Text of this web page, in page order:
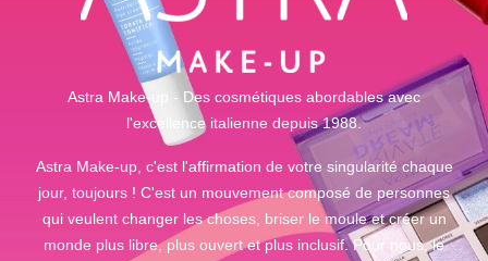
Astra Make-up - Des cosmétiques abordables avec
l'excellence italienne depuis 1988.
Astra Make-up, c'est l'affirmation de votre singularité chaque
jour, toujours ! C'est un mouvement composé de personnes
qui veulent changer les choses, briser le moule et créer un
monde plus libre, plus ouvert et plus inclusif. Pour nous, le